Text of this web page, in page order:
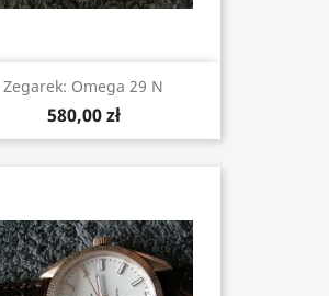
Zegarek: Omega 29 N
580,00 zł